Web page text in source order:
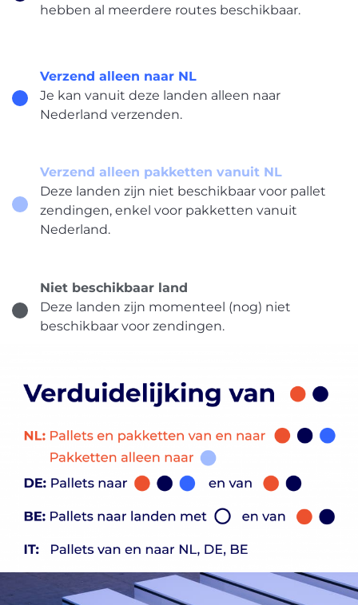
the
platform
Bestemmingen
Ontdek
Aanmelden
hebben al meerdere routes beschikbaar.
Verzend alleen naar NL
Je kan vanuit deze landen alleen naar
Nederland verzenden.
Verzend alleen pakketten vanuit NL
Deze landen zijn niet beschikbaar voor pallet
zendingen, enkel voor pakketten vanuit
Nederland.
Niet beschikbaar land
Deze landen zijn momenteel (nog) niet
beschikbaar voor zendingen.